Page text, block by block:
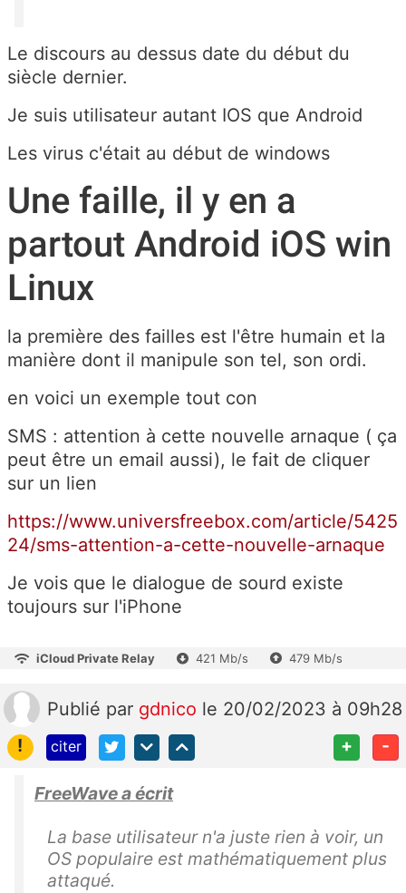
Le discours au dessus date du début du
siècle dernier.
Je suis utilisateur autant IOS que Android
Les virus c'était au début de windows
Une faille, il y en a
partout Android iOS win
Linux
la première des failles est l'être humain et la
manière dont il manipule son tel, son ordi.
en voici un exemple tout con
SMS : attention à cette nouvelle arnaque ( ça
peut être un email aussi), le fait de cliquer
sur un lien
https://www.universfreebox.com/article/5425
24/sms-attention-a-cette-nouvelle-arnaque
Je vois que le dialogue de sourd existe
toujours sur l'iPhone
iCloud Private Relay 421 Mb/s 479 Mb/s
Publié par gdnico le 20/02/2023 à 09h28
!
citer + -
FreeWave a écrit
La base utilisateur n'a juste rien à voir, un
OS populaire est mathématiquement plus
attaqué.